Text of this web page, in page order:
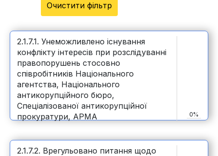
Очистити фільтр
2.1.7.1. Унеможливлено існування
конфлікту інтересів при розслідуванні
правопорушень стосовно
співробітників Національного
агентства, Національного
антикорупційного бюро,
Спеціалізованої антикорупційної
прокуратури, АРМА
0%
2.1.7.2. Врегульовано питання щодо